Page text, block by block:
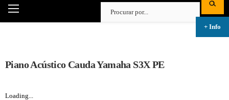
Piano Acústico Cauda Yamaha S3X PE
Loading...